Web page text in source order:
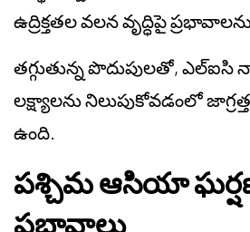
ఉద్రిక్తతల వలన వృద్ధిపై
తగ్గుతున్న పొదుపులతో, ఎల్‌ఐసి
లక్ష్యాలను నిలుపుకోవడంలో
ఉంది.
పశ్చిమ ఆసియా ఘర్షణ
ప్రభావాలు